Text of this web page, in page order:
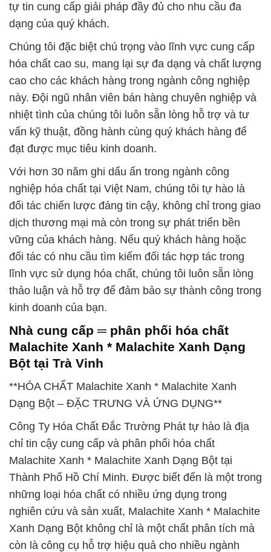
tự tin cung cấp giải pháp đầy đủ cho nhu cầu đa
dạng của quý khách.
Chúng tôi đặc biệt chú trọng vào lĩnh vực cung cấp
hóa chất cao su, mang lại sự đa dạng và chất lượng
cao cho các khách hàng trong ngành công nghiệp
này. Đội ngũ nhân viên bán hàng chuyên nghiệp và
nhiệt tình của chúng tôi luôn sẵn lòng hỗ trợ và tư
vấn kỹ thuật, đồng hành cùng quý khách hàng để
đạt được mục tiêu kinh doanh.
Với hơn 30 năm ghi dấu ấn trong ngành công
nghiệp hóa chất tại Việt Nam, chúng tôi tự hào là
đối tác chiến lược đáng tin cậy, không chỉ trong giao
dịch thương mại mà còn trong sự phát triển bền
vững của khách hàng. Nếu quý khách hàng hoặc
đối tác có nhu cầu tìm kiếm đối tác hợp tác trong
lĩnh vực sử dụng hóa chất, chúng tôi luôn sẵn lòng
thảo luận và hỗ trợ để đảm bảo sự thành công trong
kinh doanh của bạn.
Nhà cung cấp ═ phân phối hóa chất
Malachite Xanh * Malachite Xanh Dạng
Bột tại Trà Vinh
**HÓA CHẤT Malachite Xanh * Malachite Xanh
Dạng Bột – ĐẶC TRƯNG VÀ ỨNG DỤNG**
Công Ty Hóa Chất Đắc Trường Phát tự hào là địa
chỉ tin cậy cung cấp và phân phối hóa chất
Malachite Xanh * Malachite Xanh Dạng Bột tại
Thành Phố Hồ Chí Minh. Được biết đến là một trong
những loại hóa chất có nhiều ứng dụng trong
nghiên cứu và sản xuất, Malachite Xanh * Malachite
Xanh Dạng Bột không chỉ là một chất phân tích mà
còn là công cụ hỗ trợ hiệu quả cho nhiều ngành